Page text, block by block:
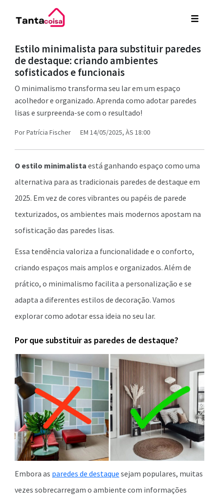
Estilo minimalista para substituir paredes
de destaque: criando ambientes
sofisticados e funcionais
O minimalismo transforma seu lar em um espaço
acolhedor e organizado. Aprenda como adotar paredes
lisas e surpreenda-se com o resultado!
PorPatrícia Fischer EM 14/05/2025, ÀS 18:00
O estilo minimalista está ganhando espaço como uma
alternativa para as tradicionais paredes de destaque em
2025. Em vez de cores vibrantes ou papéis de parede
texturizados, os ambientes mais modernos apostam na
sofisticação das paredes lisas.
Essa tendência valoriza a funcionalidade e o conforto,
criando espaços mais amplos e organizados. Além de
prático, o minimalismo facilita a personalização e se
adapta a diferentes estilos de decoração. Vamos
explorar como adotar essa ideia no seu lar.
Por que substituir as paredes de destaque?
Embora as paredes de destaque sejam populares, muitas
vezes sobrecarregam o ambiente com informações